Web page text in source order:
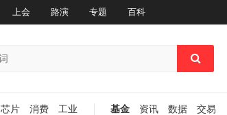
上会 路演 专题 百科
芯片 消费
工业
基金 资讯 数据
交易